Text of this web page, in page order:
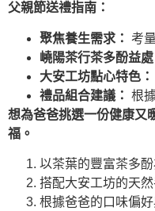
父親節送禮指南：
聚焦養生需求： 考
嶢陽茶行茶多酚益處
大安工坊點心特色：
禮品組合建議： 根
想為爸爸挑選一份健康又
福。
以茶葉的豐富茶多
搭配大安工坊的天
根據爸爸的口味偏